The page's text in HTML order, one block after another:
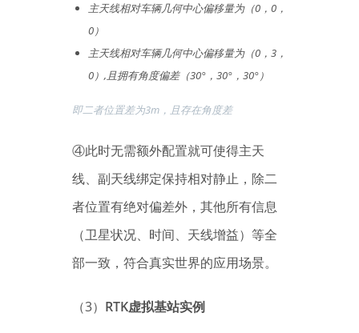
主天线相对车辆几何中心偏移量为（0，0，
0）
主天线相对车辆几何中心偏移量为（0，3，
0）,且拥有角度偏差（30°，30°，30°）
即二者位置差为3m，且存在角度差
④此时无需额外配置就可使得主天
线、副天线绑定保持相对静止，除二
者位置有绝对偏差外，其他所有信息
（卫星状况、时间、天线增益）等全
部一致，符合真实世界的应用场景。
（3） RTK虚拟基站实例